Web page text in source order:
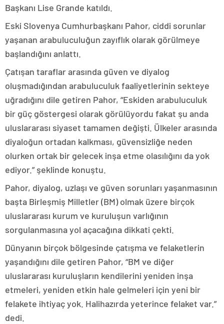
Başkanı Lise Grande katıldı.
Eski Slovenya Cumhurbaşkanı Pahor, ciddi sorunlar
yaşanan arabuluculuğun zayıflık olarak görülmeye
başlandığını anlattı.
Çatışan taraflar arasında güven ve diyalog
oluşmadığından arabuluculuk faaliyetlerinin sekteye
uğradığını dile getiren Pahor, “Eskiden arabuluculuk
bir güç göstergesi olarak görülüyordu fakat şu anda
uluslararası siyaset tamamen değişti. Ülkeler arasında
diyaloğun ortadan kalkması, güvensizliğe neden
olurken ortak bir gelecek inşa etme olasılığını da yok
ediyor.” şeklinde konuştu.
Pahor, diyalog, uzlaşı ve güven sorunları yaşanmasının
başta Birleşmiş Milletler (BM) olmak üzere birçok
uluslararası kurum ve kuruluşun varlığının
sorgulanmasına yol açacağına dikkati çekti.
Dünyanın birçok bölgesinde çatışma ve felaketlerin
yaşandığını dile getiren Pahor, “BM ve diğer
uluslararası kuruluşların kendilerini yeniden inşa
etmeleri, yeniden etkin hale gelmeleri için yeni bir
felakete ihtiyaç yok. Halihazırda yeterince felaket var.”
dedi.